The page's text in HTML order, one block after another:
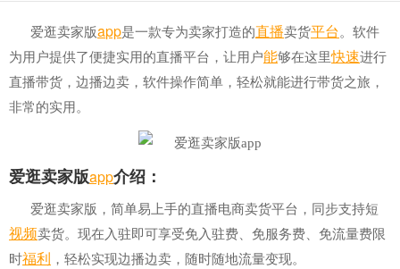
爱逛卖家版app是一款专为卖家打造的直播卖货平台。软件
为用户提供了便捷实用的直播平台，让用户能够在这里快速进行
直播带货，边播边卖，软件操作简单，轻松就能进行带货之旅，
非常的实用。
爱逛卖家版app介绍：
爱逛卖家版，简单易上手的直播电商卖货平台，同步支持短
视频卖货。现在入驻即可享受免入驻费、免服务费、免流量费限
时福利 ，轻松实现边播边卖，随时随地流量变现。